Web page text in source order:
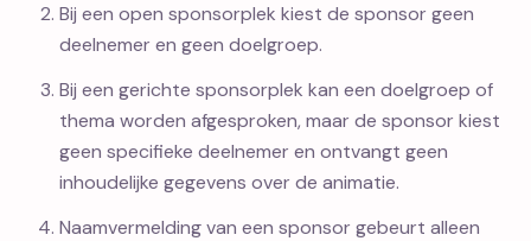
Bij een open sponsorplek kiest de sponsor geen
deelnemer en geen doelgroep.
Bij een gerichte sponsorplek kan een doelgroep of
thema worden afgesproken, maar de sponsor kiest
geen specifieke deelnemer en ontvangt geen
inhoudelijke gegevens over de animatie.
Naamvermelding van een sponsor gebeurt alleen